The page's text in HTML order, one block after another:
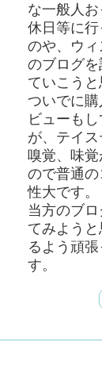
な一般人お
休日等に
のや、ウ
のブログ
ていこうと
ついでに
ビューも
が、テイ
嗅覚、味
ので普通
性大です。
当方のブ
てみよう
るよう頑
す。